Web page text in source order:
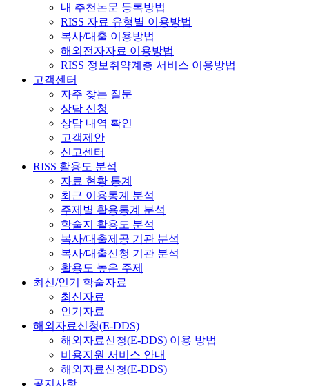
내 추천논문 등록방법
RISS 자료 유형별 이용방법
복사/대출 이용방법
해외전자자료 이용방법
RISS 정보취약계층 서비스 이용방법
고객센터
자주 찾는 질문
상담 신청
상담 내역 확인
고객제안
신고센터
RISS 활용도 분석
자료 현황 통계
최근 이용통계 분석
주제별 활용통계 분석
학술지 활용도 분석
복사/대출제공 기관 분석
복사/대출신청 기관 분석
활용도 높은 주제
최신/인기 학술자료
최신자료
인기자료
해외자료신청(E-DDS)
해외자료신청(E-DDS) 이용 방법
비용지원 서비스 안내
해외자료신청(E-DDS)